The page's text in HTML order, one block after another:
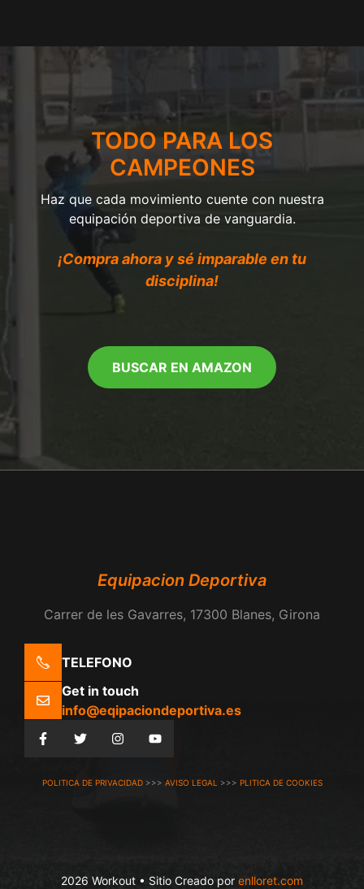
TODO PARA LOS
CAMPEONES
Haz que cada movimiento cuente con nuestra
equipación deportiva de vanguardia.
¡Compra ahora y sé imparable en tu
disciplina!
BUSCAR EN AMAZON
Equipacion Deportiva
Carrer de les Gavarres, 17300 Blanes, Girona
TELEFONO
Get in touch
info@eqipaciondeportiva.es
POLITICA DE PRIVACIDAD>>> AVISO LEGAL>>> PLITICA DE COOKIES
2026 Workout • Sitio Creado por enlloret.com